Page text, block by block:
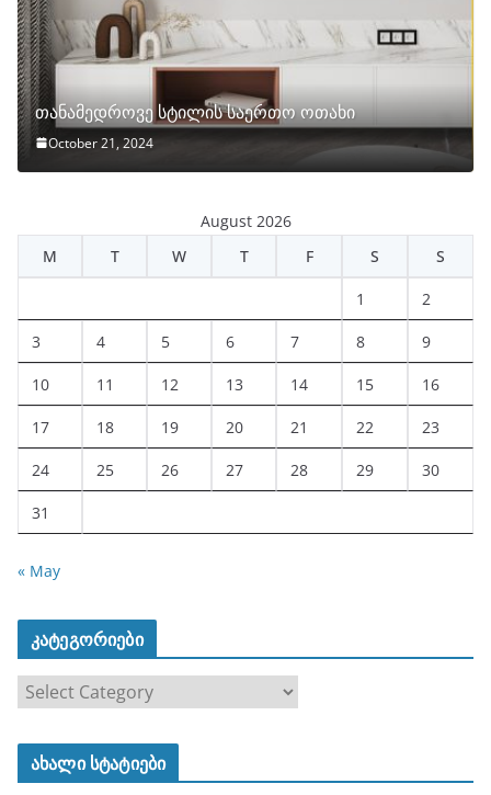
თანამედროვე სტილის საერთო ოთახი
October 21, 2024
August 2026
M
T W T F S S
1 2
3 4 5 6 7 8 9
10 11 12 13 14 15 16
17 18 19 20 21 22 23
24 25 26 27 28 29 30
31
« May
კატეგორიები
ა
ტ
ახალი სტატიები